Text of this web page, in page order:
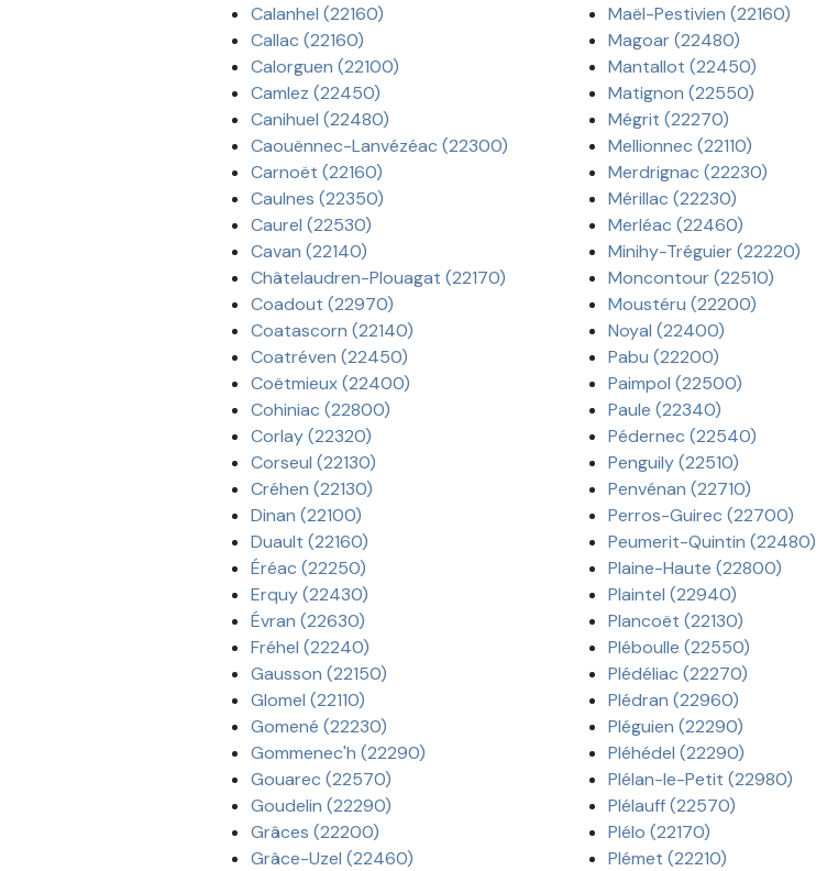
Calanhel (22160)
Callac (22160)
Calorguen (22100)
Camlez (22450)
Canihuel (22480)
Caouënnec-Lanvézéac (22300)
Carnoët (22160)
Caulnes (22350)
Caurel (22530)
Cavan (22140)
Châtelaudren-Plouagat (22170)
Coadout (22970)
Coatascorn (22140)
Coatréven (22450)
Coëtmieux (22400)
Cohiniac (22800)
Corlay (22320)
Corseul (22130)
Créhen (22130)
Dinan (22100)
Duault (22160)
Éréac (22250)
Erquy (22430)
Évran (22630)
Fréhel (22240)
Gausson (22150)
Glomel (22110)
Gomené (22230)
Gommenec'h (22290)
Gouarec (22570)
Goudelin (22290)
Grâces (22200)
Grâce-Uzel (22460)
Maël-Pestivien (22160)
Magoar (22480)
Mantallot (22450)
Matignon (22550)
Mégrit (22270)
Mellionnec (22110)
Merdrignac (22230)
Mérillac (22230)
Merléac (22460)
Minihy-Tréguier (22220)
Moncontour (22510)
Moustéru (22200)
Noyal (22400)
Pabu (22200)
Paimpol (22500)
Paule (22340)
Pédernec (22540)
Penguily (22510)
Penvénan (22710)
Perros-Guirec (22700)
Peumerit-Quintin (22480)
Plaine-Haute (22800)
Plaintel (22940)
Plancoët (22130)
Pléboulle (22550)
Plédéliac (22270)
Plédran (22960)
Pléguien (22290)
Pléhédel (22290)
Plélan-le-Petit (22980)
Plélauff (22570)
Plélo (22170)
Plémet (22210)